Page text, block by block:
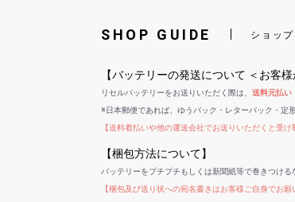
SHOP GUIDE ショッ
【バッテリーの発送について ＜お客
リセルバッテリーをお送りいただく際は、 送料元払い
※日本郵便であれば、ゆうパック・レターパック・定
【送料着払いや他の運送会社でお送りいただくと受
【梱包方法について】
バッテリーをプチプチもしくは新聞紙等で巻きつけ
【梱包及び送り状への宛名書きはお客様ご自身でお願